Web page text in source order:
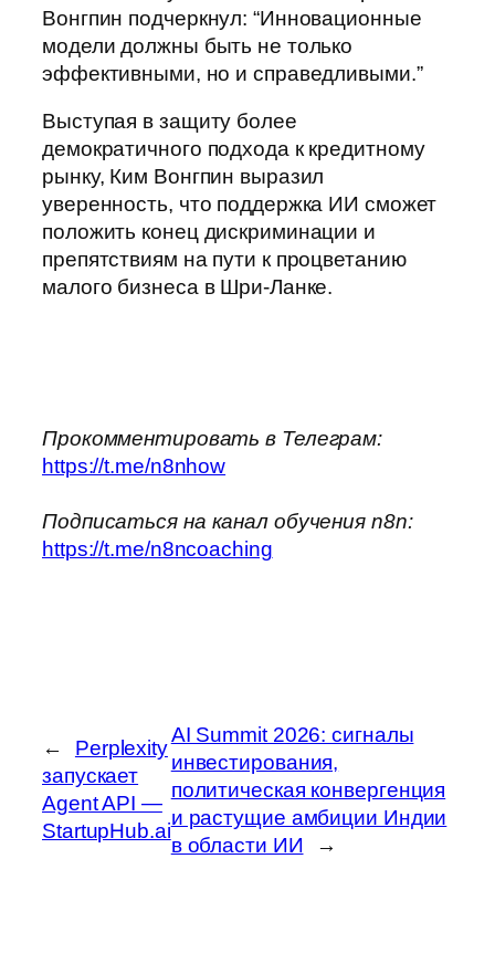
Вонгпин подчеркнул: “Инновационные
модели должны быть не только
эффективными, но и справедливыми.”
Выступая в защиту более
демократичного подхода к кредитному
рынку, Ким Вонгпин выразил
уверенность, что поддержка ИИ сможет
положить конец дискриминации и
препятствиям на пути к процветанию
малого бизнеса в Шри-Ланке.
Прокомментировать в Телеграм:
https://t.me/n8nhow
Подписаться на канал обучения n8n:
https://t.me/n8ncoaching
←
Perplexity
запускает
Agent API —
StartupHub.ai
AI Summit 2026: сигналы
инвестирования,
политическая конвергенция
и растущие амбиции Индии
в области ИИ
→